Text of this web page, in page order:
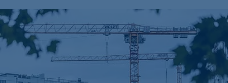
Es erlaubt eTracker Cookies zu setzen.
Cookie Laufzeit:
480 Tage
Berliner Immobilienmarkt 2025: Mehr Verkäufe und stabile